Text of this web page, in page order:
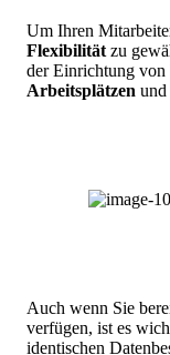
Um Ihren
Flexibilität zu
der Einrichtung von
Arbeitsplätzen und
Auch wenn Sie
verfügen, ist es
identischen